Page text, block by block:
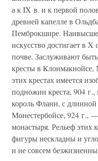
а к IX в. и к первой
древней капелле в
Пемброкшире.
искусство достигает в
почве. Заслуживают
кресты в Клонмакнойсе,
этих крестах имеется
подножии креста, 904
король Фланн, с длинной
Монестербойсе, 924 г.,
монастыря. Рельеф этих
фигуры нескладны и
и не совсем